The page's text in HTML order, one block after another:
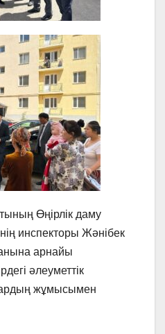
Өңірлік даму
инспекторы Жәнібек
арнайы
әлеуметтік
жұмысымен